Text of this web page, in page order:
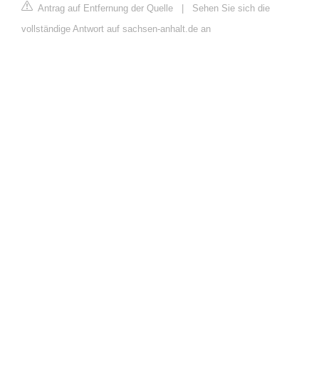
Antrag auf Entfernung der Quelle | Sehen Sie sich die
vollständige Antwort auf sachsen-anhalt.de an